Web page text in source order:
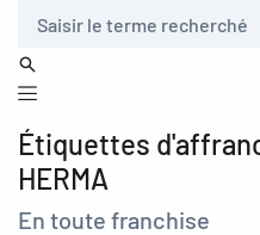
Étiquettes
HERMA
En toute franchise